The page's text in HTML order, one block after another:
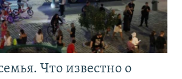
Что известно о